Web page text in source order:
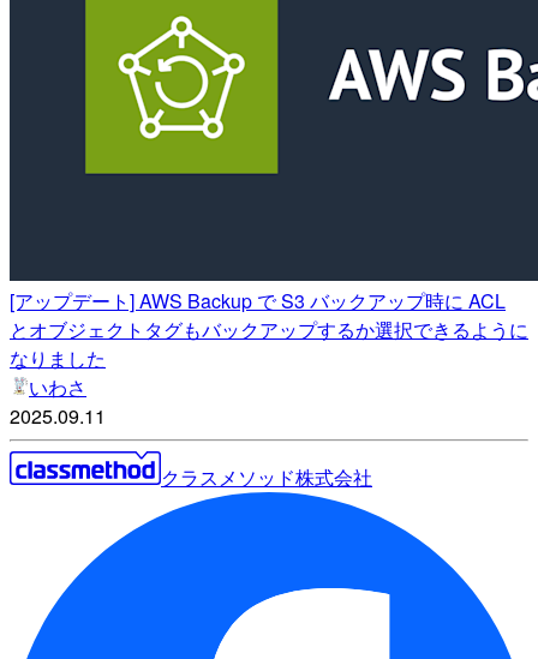
[アップデート] AWS Backup で S3 バックアップ時に ACL
とオブジェクトタグもバックアップするか選択できるように
なりました
いわさ
2025.09.11
クラスメソッド株式会社